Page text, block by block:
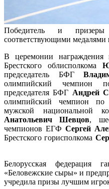
Победитель и призеры
соответствующими медалями
В церемонии награждения
Брестского облисполкома
председатель БФГ
олимпийский чемпион
председателя БФГ Андрей
олимпийский чемпион
мужской национальной
Анатольевич Шевцов,
чемпионов ЕГФ Сергей
Брестского горисполкома
Белорусская федерация
«Беловежские сыры» и
учредила призы лучшим